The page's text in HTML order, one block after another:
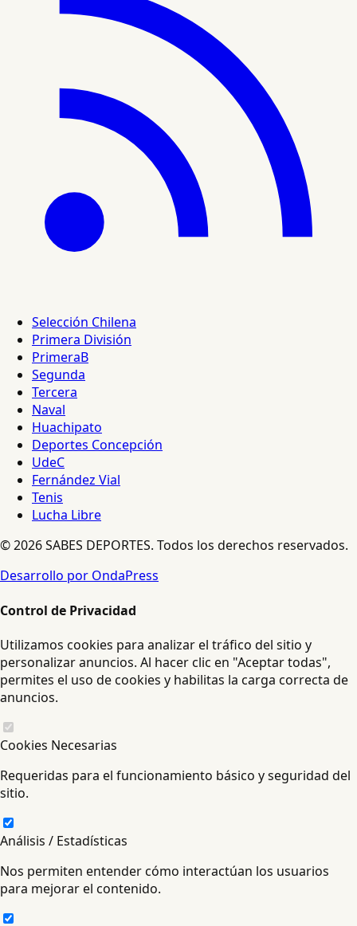
Selección Chilena
Primera División
PrimeraB
Segunda
Tercera
Naval
Huachipato
Deportes Concepción
UdeC
Fernández Vial
Tenis
Lucha Libre
© 2026 SABES DEPORTES. Todos los derechos reservados.
Desarrollo por OndaPress
Control de Privacidad
Utilizamos cookies para analizar el tráfico del sitio y
personalizar anuncios. Al hacer clic en "Aceptar todas",
permites el uso de cookies y habilitas la carga correcta de
anuncios.
Cookies Necesarias
Requeridas para el funcionamiento básico y seguridad del
sitio.
Análisis / Estadísticas
Nos permiten entender cómo interactúan los usuarios
para mejorar el contenido.